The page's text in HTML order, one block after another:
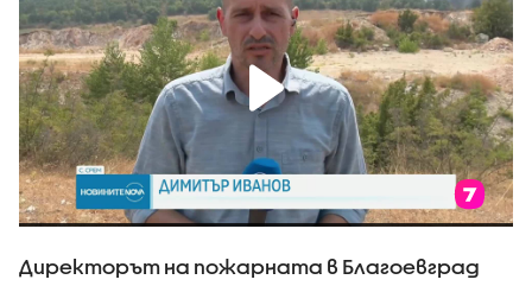
Директорът на пожарната в Благоевград